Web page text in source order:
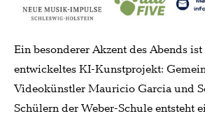
Ein besonderer Akzent des Abends
entwickeltes KI-Kunstprojekt:
Videokünstler Mauricio Garcia und
Schülern der Weber-Schule entsteht